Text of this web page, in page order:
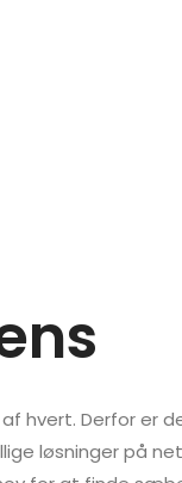
hvert. Derfor
løsninger på